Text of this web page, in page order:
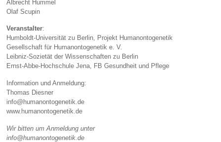
Albrecht Hummel
Olaf Scupin
Veranstalter:
Humboldt-Universität zu Berlin, Projekt Humanontogenetik
Gesellschaft für Humanontogenetik e. V.
Leibniz-Sozietät der Wissenschaften zu Berlin
Ernst-Abbe-Hochschule Jena, FB Gesundheit und Pflege
Information und Anmeldung:
Thomas Diesner
info@humanontogenetik.de
www.humanontogenetik.de
Wir bitten um Anmeldung unter
info@humanontogenetik.de